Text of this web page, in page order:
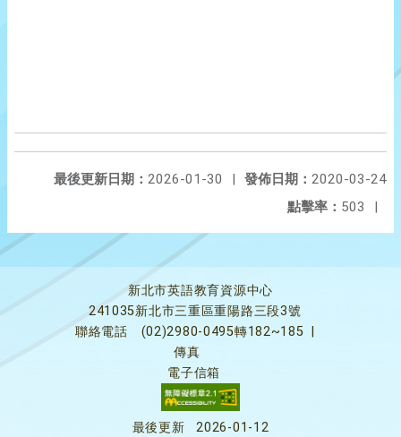
發佈日期： 2020-03-24
最後更新日期： 2026-01-30
|
點擊率： 503 |
新北市英語教育資源中心
241035新北市三重區重陽路三段3號
聯絡電話
(02)2980-0495轉182~185
傳真
電子信箱
最後更新 2026-01-12